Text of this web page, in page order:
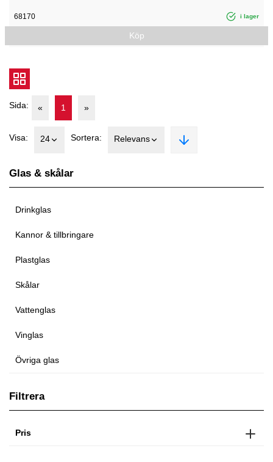
Glas & skålar
Drinkglas
Kannor & tillbringare
Plastglas
Skålar
Vattenglas
Vinglas
Övriga glas
Filtrera
Pris
68170 i lager
Köp
Sida: « 1 »
Visa: 24 Sortera: Relevans